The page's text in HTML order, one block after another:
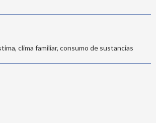
clima familiar, consumo de sustancias